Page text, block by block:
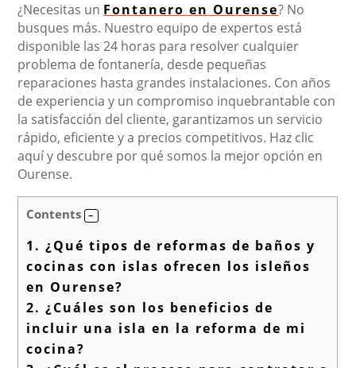
¿Necesitas un Fontanero en Ourense? No
busques más. Nuestro equipo de expertos está
disponible las 24 horas para resolver cualquier
problema de fontanería, desde pequeñas
reparaciones hasta grandes instalaciones. Con años
de experiencia y un compromiso inquebrantable con
la satisfacción del cliente, garantizamos un servicio
rápido, eficiente y a precios competitivos. Haz clic
aquí y descubre por qué somos la mejor opción en
Ourense.
Contents
1. ¿Qué tipos de reformas de baños y
cocinas con islas ofrecen los isleños
en Ourense?
2. ¿Cuáles son los beneficios de
incluir una isla en la reforma de mi
cocina?